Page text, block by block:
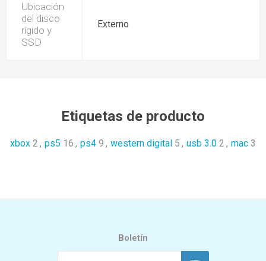
Ubicación
del disco
rígido y
SSD
Externo
Etiquetas de producto
xbox 2 , ps5 16 , ps4 9 , western digital 5 , usb 3.0 2 , mac 3
Boletín